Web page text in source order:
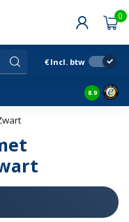
0
€ Incl. btw
Snelle
8.9